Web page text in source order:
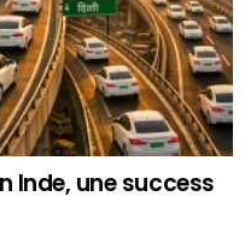
Inde, une success